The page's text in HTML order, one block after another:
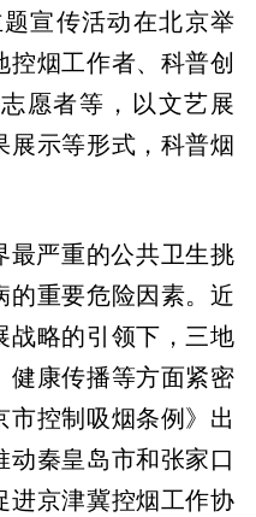
宣传活动在北京举
烟工作者、科普创
愿者等，以文艺展
示等形式，科普烟
最严重的公共卫生挑
重要危险因素。近
战略的引领下，三地
健康传播等方面紧密
控制吸烟条例》出
秦皇岛市和张家口
进京津冀控烟工作协